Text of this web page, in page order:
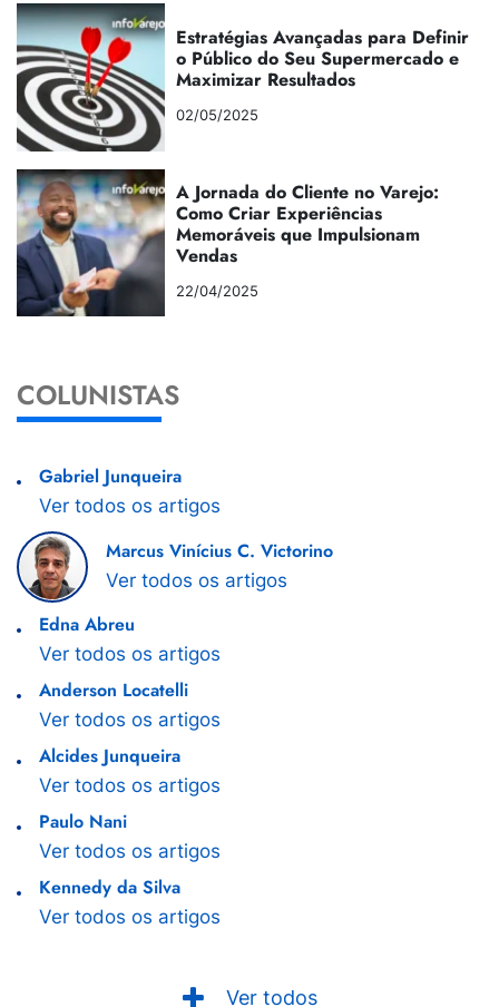
Estratégias Avançadas para Definir
o Público do Seu Supermercado e
Maximizar Resultados
02/05/2025
A Jornada do Cliente no Varejo:
Como Criar Experiências
Memoráveis que Impulsionam
Vendas
22/04/2025
COLUNISTAS
Gabriel Junqueira
Ver todos os artigos
Marcus Vinícius C. Victorino
Ver todos os artigos
Edna Abreu
Ver todos os artigos
Anderson Locatelli
Ver todos os artigos
Alcides Junqueira
Ver todos os artigos
Paulo Nani
Ver todos os artigos
Kennedy da Silva
Ver todos os artigos
Ver todos